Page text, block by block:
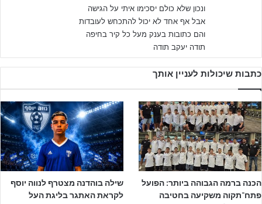
מרשימה לרשת אותה מכבי נתניה, וקיוו לסיים את העונה עם ניצחון נוסף.
מנגד, הצהובים היו חייבים לנצח ולקוות למעידה של מכבי חיפה מול
היהלומים מנתניה כדי לזכות בתואר.
תוצאות תיקו – תוצאות שהתבררו בסופו של דבר כפקטור משמעותי
במאבק האליפות ובדרך להנפת הצלחת. בנוסף, הירוקים רשמו ניצחונות
חוץ מרשימים על הפועל ת"א, מכבי פ"ת ומכבי נתניה, שהיוו מקדמה
חשובה בדרך לזכייה בתואר.
ונכון שלא כולם יסכימו איתי על הגישה
אבל אף אחד לא יכול להתכחש לעובדות
והם כתובות בענק מעל כל קיר בחיפה
תודה יעקב תודה
כתבות שיכולות לעניין אותך
הכנה ברמה הגבוהה ביותר: הפועל
פתח־תקוה משקיעה בחטיבה
שילה בוהדנה מצטרף לנווה יוסף
לקראת האתגר בליגת העל